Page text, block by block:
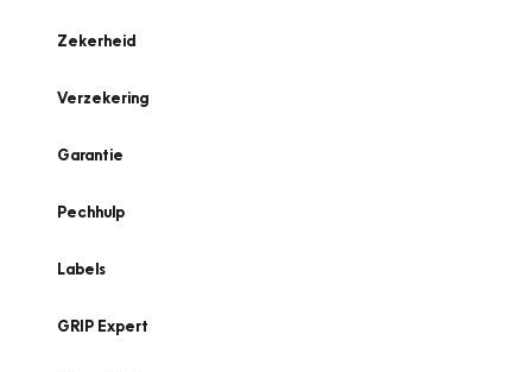
Zekerheid
Verzekering
Garantie
Pechhulp
Labels
GRIP Expert